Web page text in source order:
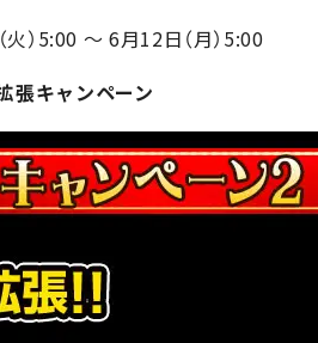
）5:00 ～ 6月12日（月）5:00
張キャンペーン